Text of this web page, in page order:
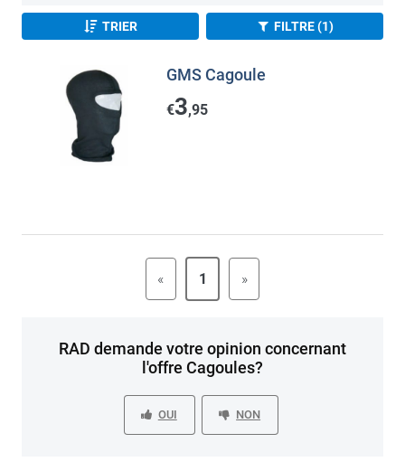
TRIER FILTRE (1)
GMS Cagoule
€3,95
« 1 »
RAD demande votre opinion concernant
l'offre Cagoules?
OUI NON